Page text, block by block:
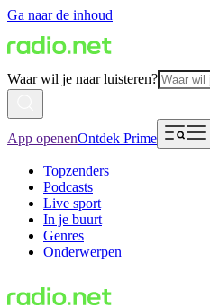
Ga naar de inhoud
Waar wil je naar luisteren?
App openenOntdek Prime
Topzenders
Podcasts
Live sport
In je buurt
Genres
Onderwerpen